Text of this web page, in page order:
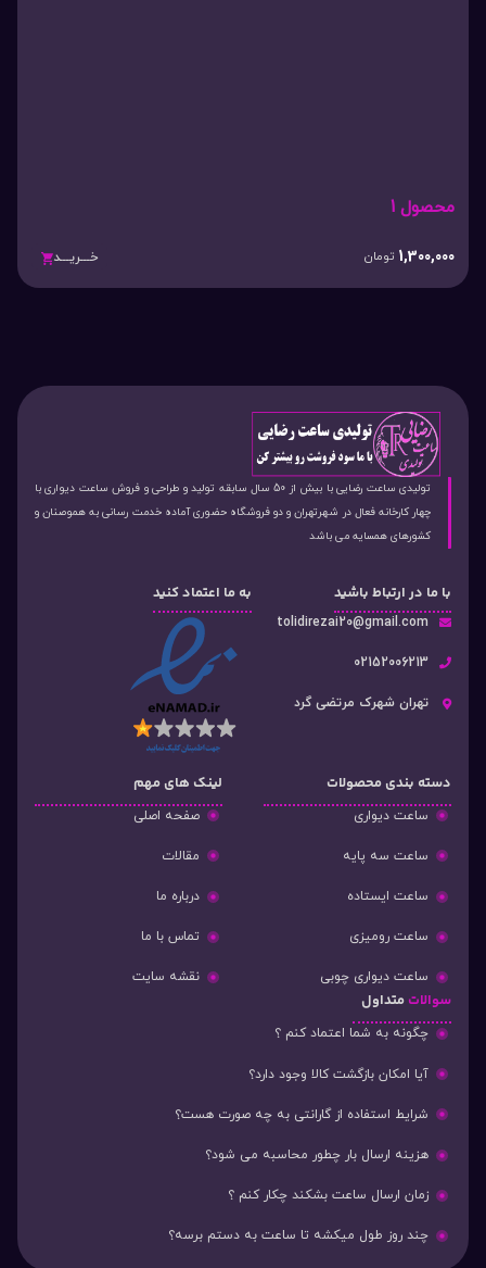
محصول 1
1,300,000 تومان خـــریـــد
تولیدی ساعت رضایی با بیش از 50 سال سابقه تولید و طراحی و فروش ساعت دیواری با
چهار کارخانه فعال در شهرتهران و دو فروشگاه حضوری آماده خدمت رسانی به هموصنان و
کشورهای همسایه می باشد
با ما در ارتباط باشید
tolidirezai20@gmail.com
02152006213
تهران شهرک مرتضی گرد
به ما اعتماد کنید
دسته‌ بندی محصولات
ساعت دیواری
ساعت سه پایه
ساعت ایستاده
ساعت رومیزی
ساعت دیواری چوبی
لینک های مهم
صفحه اصلی
مقالات
درباره ما
تماس با ما
نقشه سایت
سوالات متداول
چگونه به شما اعتماد کنم ؟
آیا امکان بازگشت کالا وجود دارد؟
شرایط استفاده از گارانتی به چه صورت هست؟
هزینه ارسال بار چطور محاسبه می شود؟
زمان ارسال ساعت بشکند چکار کنم ؟
چند روز طول میکشه تا ساعت به دستم برسه؟